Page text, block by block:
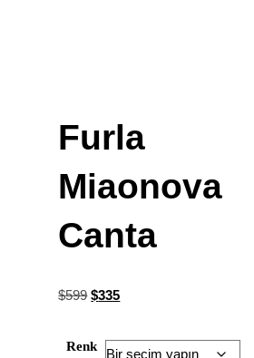
Furla
Miaonova
Canta
$599 $335
Renk